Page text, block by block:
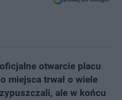
otwarcie placu
miejsca trwał o wiele
ale w końcu